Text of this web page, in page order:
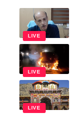
LIVE
LIVE
LIVE